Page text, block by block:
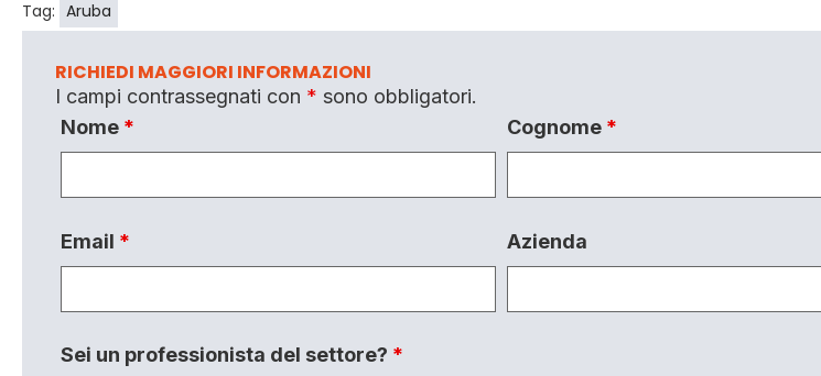
Tag: Aruba
RICHIEDI MAGGIORI INFORMAZIONI
I campi contrassegnati con * sono obbligatori.
Nome * Cognome *
Email * Azienda
Sei un professionista del settore? *